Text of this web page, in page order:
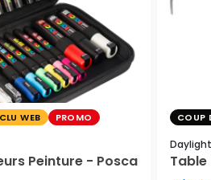
WEB PROMO
Peinture - Posca
COUP
Daylight
Table